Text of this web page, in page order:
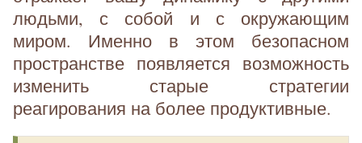
людьми, с собой и с окружающим
миром. Именно в этом безопасном
пространстве появляется возможность
изменить старые стратегии
реагирования на более продуктивные.